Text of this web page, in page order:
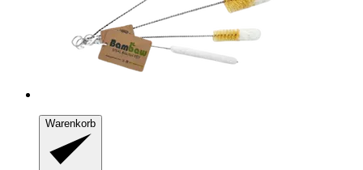
Warenkorb